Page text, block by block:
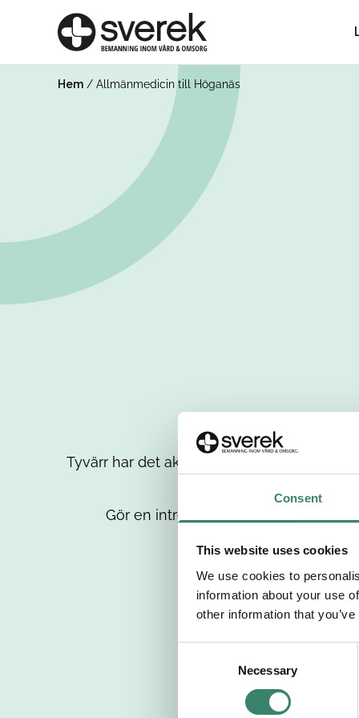
Consent
This website uses cookies
We use cookies to
information about your use
other information that
Necessary
Hem / Allmänmedicin till Höganäs
Tyvärr har det aktuella jobbet tagits bort
Gör en intresseanmälan så